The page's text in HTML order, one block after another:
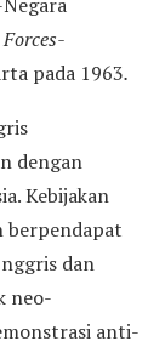
pada 1963.
dengan
Kebijakan
berpendapat
dan
neo-
anti-